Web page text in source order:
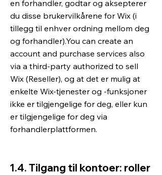
en forhandler, godtar og aksepterer
du disse brukervilkårene for Wix (i
tillegg til enhver ordning mellom deg
og forhandler).You can create an
account and purchase services also
via a third-party authorized to sell
Wix (Reseller), og at det er mulig at
enkelte Wix-tjenester og -funksjoner
ikke er tilgjengelige for deg, eller kun
er tilgjengelige for deg via
forhandlerplattformen.
1.4. Tilgang til kontoer: roller